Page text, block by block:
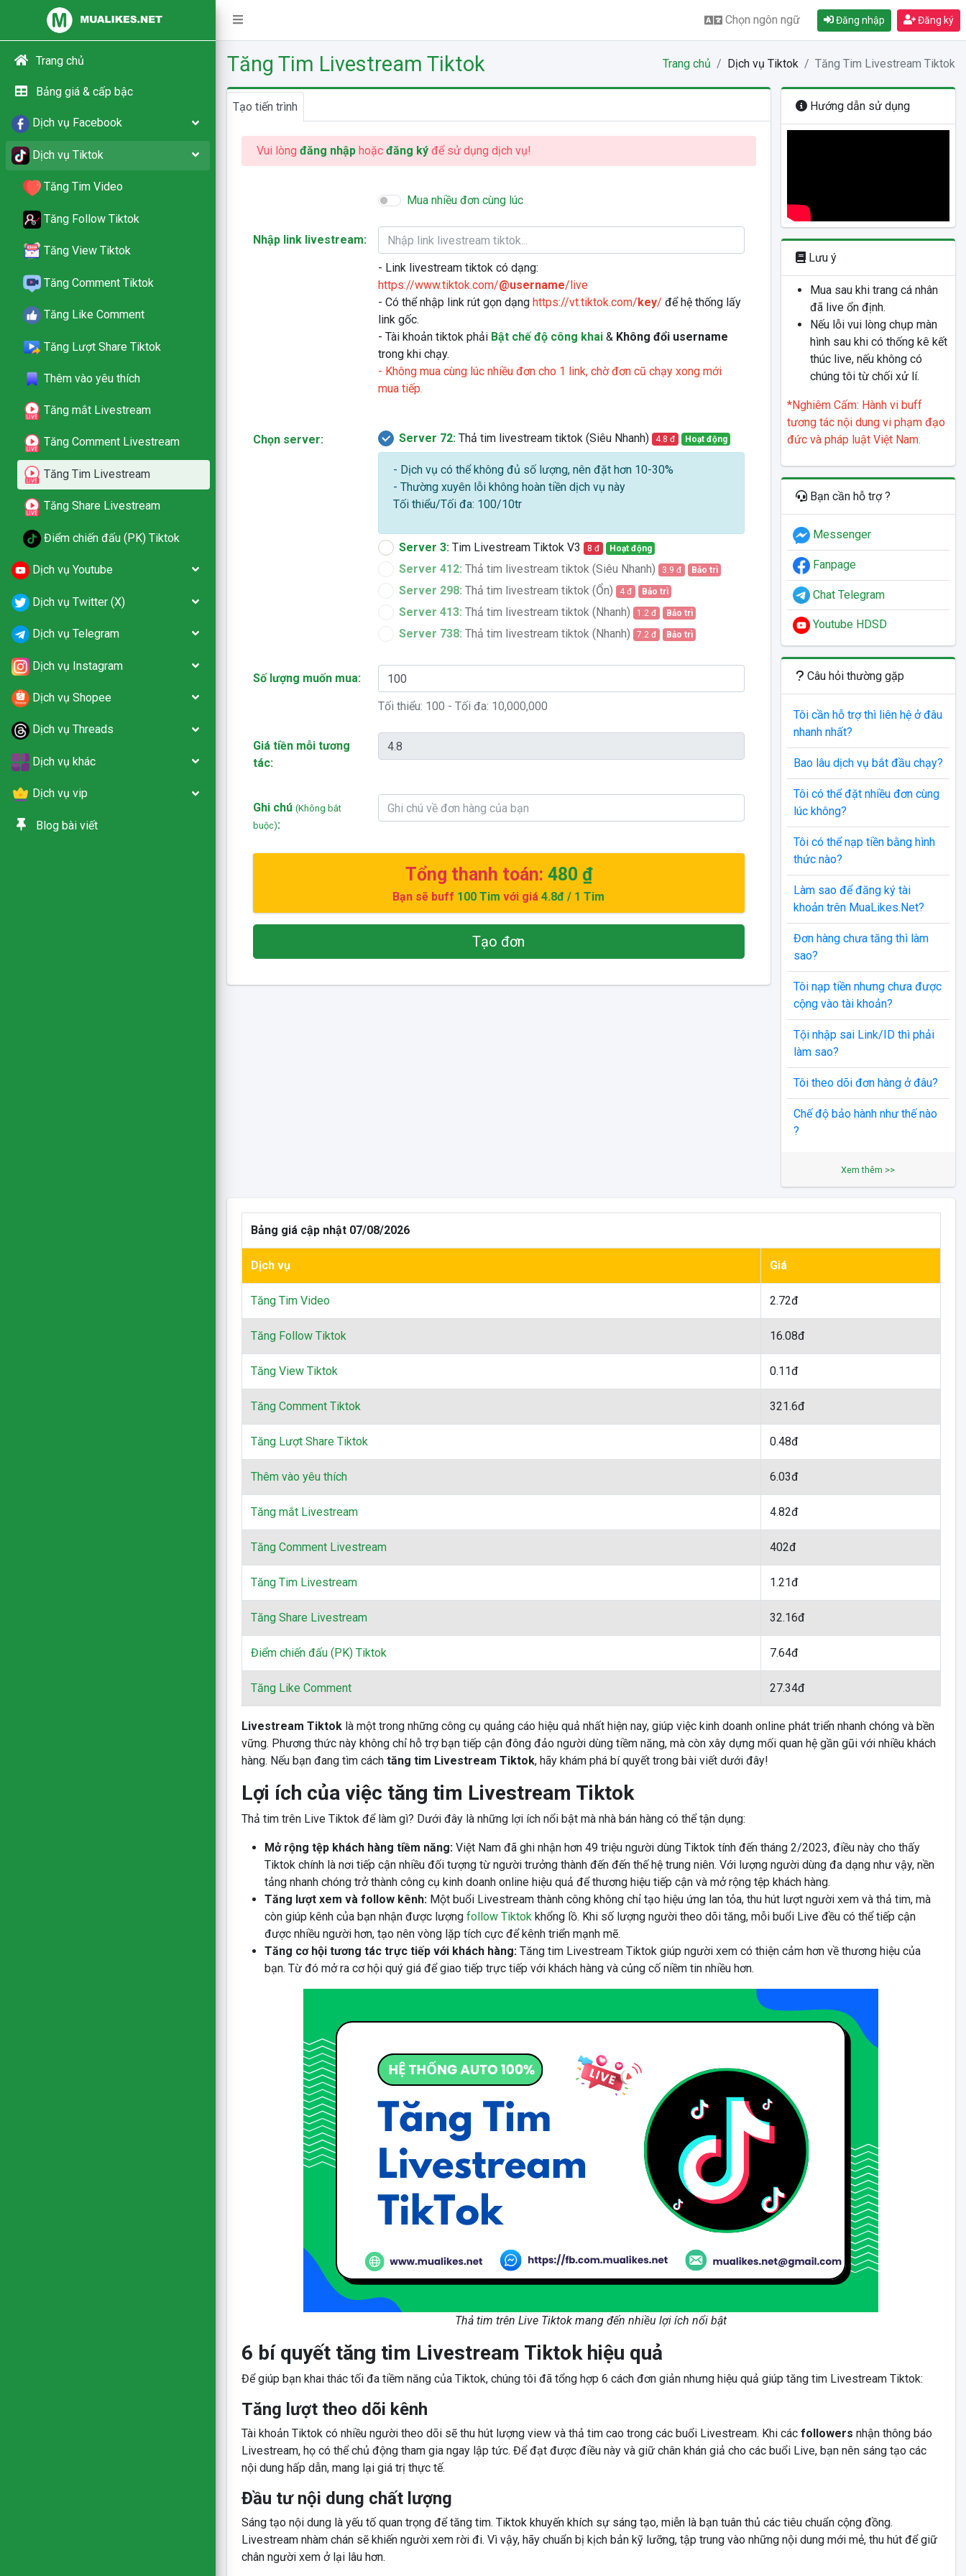
Chọn ngôn ngữ Đăng nhập Đăng ký
Trang chủ
Bảng giá & cấp bậc
Dịch vụ Facebook
Dịch vụ Tiktok
Tăng Tim Video
Tăng Follow Tiktok
Tăng View Tiktok
Tăng Comment Tiktok
Tăng Like Comment
Tăng Lượt Share Tiktok
Thêm vào yêu thích
Tăng mắt Livestream
Tăng Comment Livestream
Tăng Tim Livestream
Tăng Share Livestream
Điểm chiến đấu (PK) Tiktok
Dịch vụ Youtube
Dịch vụ Twitter (X)
Dịch vụ Telegram
Dịch vụ Instagram
Dịch vụ Shopee
Dịch vụ Threads
Dịch vụ khác
Dịch vụ vip
Blog bài viết
Tăng Tim Livestream Tiktok Trang chủ Dịch vụ Tiktok Tăng Tim Livestream Tiktok
Tạo tiến trình
Vui lòng đăng nhậphoặc đăng kýđể sử dụng dịch vụ!
Mua nhiều đơn cùng lúc
Nhập link livestream:
- Link livestream tiktok có dạng:
https://www.tiktok.com/@username/live
- Có thể nhập link rút gọn dạnghttps://vt.tiktok.com/key/ để hệ thống lấy
link gốc.
- Tài khoản tiktok phải Bật chế độ công khai & Không đổi username
trong khi chạy.
- Không mua cùng lúc nhiều đơn cho 1 link, chờ đơn cũ chạy xong mới
mua tiếp.
Chọn server: Server 72: Thả tim livestream tiktok (Siêu Nhanh) 4.8 đ Hoạt động
- Dịch vụ có thể không đủ số lượng, nên đặt hơn 10-30%
- Thường xuyên lỗi không hoàn tiền dịch vụ này
Tối thiểu/Tối đa: 100/10tr
Server 3: Tim Livestream Tiktok V3 8 đ Hoạt động
Server 412: Thả tim livestream tiktok (Siêu Nhanh) 3.9 đ Bảo trì
Server 298: Thả tim livestream tiktok (Ổn) 4 đ Bảo trì
Server 413: Thả tim livestream tiktok (Nhanh) 1.2 đ Bảo trì
Server 738: Thả tim livestream tiktok (Nhanh) 7.2 đ Bảo trì
Số lượng muốn mua:
Tối thiểu: 100 - Tối đa: 10,000,000
Giá tiền mỗi tương
tác:
Ghi chú (Không bắt
buộc):
Tổng thanh toán: 480 ₫
Bạn sẽ buff 100 Tim với giá 4.8đ / 1 Tim
Tạo đơn
Hướng dẫn sử dụng
Lưu ý
Mua sau khi trang cá nhân
đã live ổn định.
Nếu lỗi vui lòng chụp màn
hình sau khi có thống kê kết
thúc live, nếu không có
chúng tôi từ chối xử lí.
*Nghiêm Cấm: Hành vi buff
tương tác nội dung vi phạm đạo
đức và pháp luật Việt Nam.
Bạn cần hỗ trợ ?
Messenger
Fanpage
Chat Telegram
Youtube HDSD
Câu hỏi thường gặp
Tôi cần hỗ trợ thì liên hệ ở đâu
nhanh nhất?
Bao lâu dịch vụ bắt đầu chạy?
Tôi có thể đặt nhiều đơn cùng
lúc không?
Tôi có thể nạp tiền bằng hình
thức nào?
Làm sao để đăng ký tài
khoản trên MuaLikes.Net?
Đơn hàng chưa tăng thì làm
sao?
Tôi nạp tiền nhưng chưa được
cộng vào tài khoản?
Tội nhập sai Link/ID thì phải
làm sao?
Tôi theo dõi đơn hàng ở đâu?
Chế độ bảo hành như thế nào
?
Xem thêm >>
Bảng giá cập nhật 07/08/2026
Dịch vụ Giá
Tăng Tim Video 2.72đ
Tăng Follow Tiktok 16.08đ
Tăng View Tiktok 0.11đ
Tăng Comment Tiktok 321.6đ
Tăng Lượt Share Tiktok 0.48đ
Thêm vào yêu thích 6.03đ
Tăng mắt Livestream 4.82đ
Tăng Comment Livestream 402đ
Tăng Tim Livestream 1.21đ
Tăng Share Livestream 32.16đ
Điểm chiến đấu (PK) Tiktok 7.64đ
Tăng Like Comment 27.34đ
Livestream Tiktok là một trong những công cụ quảng cáo hiệu quả nhất hiện nay, giúp việc kinh doanh online phát triển nhanh chóng và bền
vững. Phương thức này không chỉ hỗ trợ bạn tiếp cận đông đảo người dùng tiềm năng, mà còn xây dựng mối quan hệ gần gũi với nhiều khách
hàng. Nếu bạn đang tìm cáchtăng tim Livestream Tiktok, hãy khám phá bí quyết trong bài viết dưới đây!
Lợi ích của việc tăng tim Livestream Tiktok
Thả tim trên Live Tiktok để làm gì? Dưới đây là những lợi ích nổi bật mà nhà bán hàng có thể tận dụng:
Mở rộng tệp khách hàng tiềm năng: Việt Nam đã ghi nhận hơn 49 triệu người dùng Tiktok tính đến tháng 2/2023, điều này cho thấy
Tiktok chính là nơi tiếp cận nhiều đối tượng từ người trưởng thành đến đến thế hệ trung niên. Với lượng người dùng đa dạng như vậy, nền
tảng nhanh chóng trở thành công cụ kinh doanh online hiệu quả để thương hiệu tiếp cận và mở rộng tệp khách hàng.
Tăng lượt xem và follow kênh: Một buổi Livestream thành công không chỉ tạo hiệu ứng lan tỏa, thu hút lượt người xem và thả tim, mà
còn giúp kênh của bạn nhận được lượng follow Tiktokkhổng lồ. Khi số lượng người theo dõi tăng, mỗi buổi Live đều có thể tiếp cận
được nhiều người hơn, tạo nên vòng lặp tích cực để kênh triển mạnh mẽ.
Tăng cơ hội tương tác trực tiếp với khách hàng: Tăng tim Livestream Tiktok giúp người xem có thiện cảm hơn về thương hiệu của
bạn. Từ đó mở ra cơ hội quý giá để giao tiếp trực tiếp với khách hàng và củng cố niềm tin nhiều hơn.
Thả tim trên Live Tiktok mang đến nhiều lợi ích nổi bật
6 bí quyết tăng tim Livestream Tiktok hiệu quả
Để giúp bạn khai thác tối đa tiềm năng của Tiktok, chúng tôi đã tổng hợp 6 cách đơn giản nhưng hiệu quả giúp tăng tim Livestream Tiktok:
Tăng lượt theo dõi kênh
Tài khoản Tiktok có nhiều người theo dõi sẽ thu hút lượng view và thả tim cao trong các buổi Livestream. Khi các followers nhận thông báo
Livestream, họ có thể chủ động tham gia ngay lập tức. Để đạt được điều này và giữ chân khán giả cho các buổi Live, bạn nên sáng tạo các
nội dung hấp dẫn, mang lại giá trị thực tế.
Đầu tư nội dung chất lượng
Sáng tạo nội dung là yếu tố quan trọng để tăng tim. Tiktok khuyến khích sự sáng tạo, miễn là bạn tuân thủ các tiêu chuẩn cộng đồng.
Livestream nhàm chán sẽ khiến người xem rời đi. Vì vậy, hãy chuẩn bị kịch bản kỹ lưỡng, tập trung vào những nội dung mới mẻ, thu hút để giữ
chân người xem ở lại lâu hơn.